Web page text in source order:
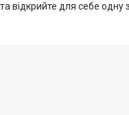
відкрийте для себе одну